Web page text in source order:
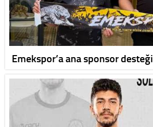
Emekspor’a ana sponsor desteği